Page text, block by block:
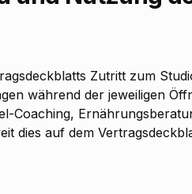
Zutritt zum
während der jeweiligen
Coaching,
dies auf dem